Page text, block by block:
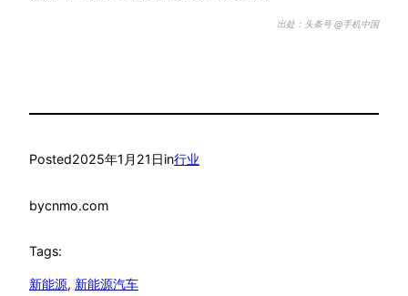
出处：头条号 @手机中国
Posted2025年1月21日in行业
bycnmo.com
Tags:
新能源, 新能源汽车